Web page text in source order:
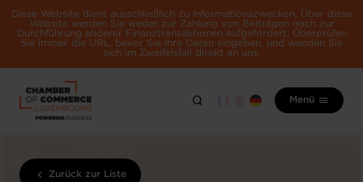
Diese Website dient ausschließlich zu Informationszwecken. Über diese
Website werden Sie weder zur Zahlung von Beiträgen noch zur
Durchführung anderer Finanztransaktionen aufgefordert. Überprüfen
Sie immer die URL, bevor Sie Ihre Daten eingeben, und wenden Sie
sich im Zweifelsfall direkt an uns.
Menü
Zurück zur Liste